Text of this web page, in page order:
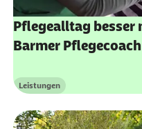
Pflegealltag besser
Barmer Pflegecoach
Kategorie
Leistungen